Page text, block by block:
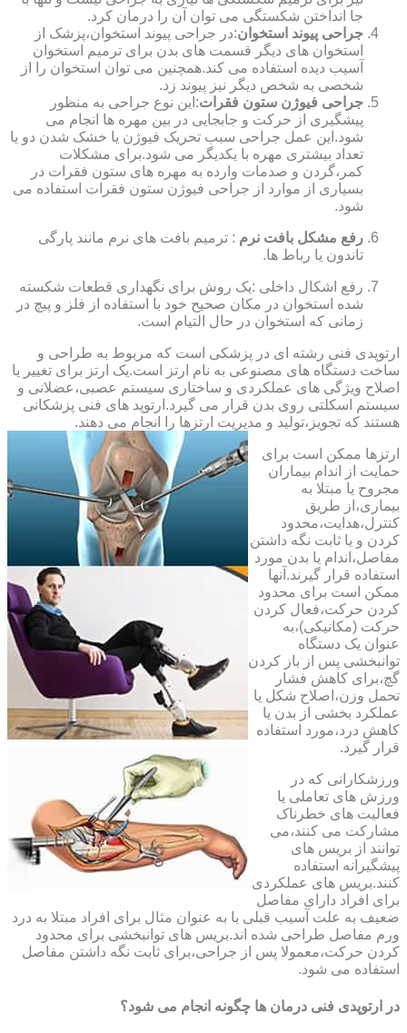
جا انداختن شکستگی می توان آن را درمان کرد.
جراحی پیوند استخوان:در جراحی پیوند استخوان،پزشک از
استخوان های دیگر قسمت های بدن برای ترمیم استخوان
آسیب دیده استفاده می کند.همچنین می توان استخوان را از
شخصی به شخص دیگر نیز پیوند زد.
جراحی فیوژن ستون فقرات:این نوع جراحی به منظور
پیشگیری از حرکت و جابجایی در بین مهره ها انجام می
شود.این عمل جراحی سبب تحریک فیوژن یا خشک شدن دو یا
تعداد بیشتری مهره با یکدیگر می شود.برای مشکلات
کمر،گردن و صدمات وارده به مهره های ستون فقرات در
بسیاری از موارد از جراحی فیوژن ستون فقرات استفاده می
شود.
رفع مشکل بافت نرم : ترمیم بافت های نرم مانند پارگی
تاندون یا رباط ها.
رفع اشکال داخلی :یک روش برای نگهداری قطعات شکسته
شده استخوان در مکان صحیح خود با استفاده از فلز و پیچ در
زمانی که استخوان در حال التیام است.
ارتوپدی فنی رشته ای در پزشکی است که مربوط به طراحی و
ساخت دستگاه های مصنوعی به نام ارتز است.یک ارتز برای تغییر یا
اصلاح ویژگی های عملکردی و ساختاری سیستم عصبی،عضلانی و
سیستم اسکلتی روی بدن قرار می گیرد.ارتوپد های فنی پزشکانی
هستند که تجویز،تولید و مدیریت ارتزها را انجام می دهند.
ارتزها ممکن است برای
حمایت از اندام بیماران
مجروح یا مبتلا به
بیماری،از طریق
کنترل،هدایت،محدود
کردن و یا ثابت نگه داشتن
مفاصل،اندام یا بدن مورد
استفاده قرار گیرند.آنها
ممکن است برای محدود
کردن حرکت،فعال کردن
حرکت (مکانیکی)،به
عنوان یک دستگاه
توانبخشی پس از باز کردن
گچ،برای کاهش فشار
تحمل وزن،اصلاح شکل یا
عملکرد بخشی از بدن یا
کاهش درد،مورد استفاده
قرار گیرد.
ورزشکارانی که در
ورزش های تعاملی یا
فعالیت های خطرناک
مشارکت می کنند،می
توانند از بریس های
پیشگیرانه استفاده
کنند.بریس های عملکردی
برای افراد دارای مفاصل
ضعیف به علت آسیب قبلی یا به عنوان مثال برای افراد مبتلا به درد
ورم مفاصل طراحی شده اند.بریس های توانبخشی برای محدود
کردن حرکت،معمولا پس از جراحی،برای ثابت نگه داشتن مفاصل
استفاده می شود.
در ارتوپدی فنی درمان ها چگونه انجام می شود؟